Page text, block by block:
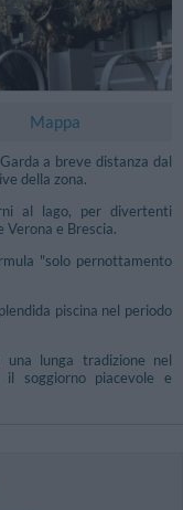
Mappa
a breve distanza dal
della zona.
al lago, per divertenti
e Brescia.
"solo pernottamento
piscina nel periodo
una lunga tradizione nel
soggiorno piacevole e